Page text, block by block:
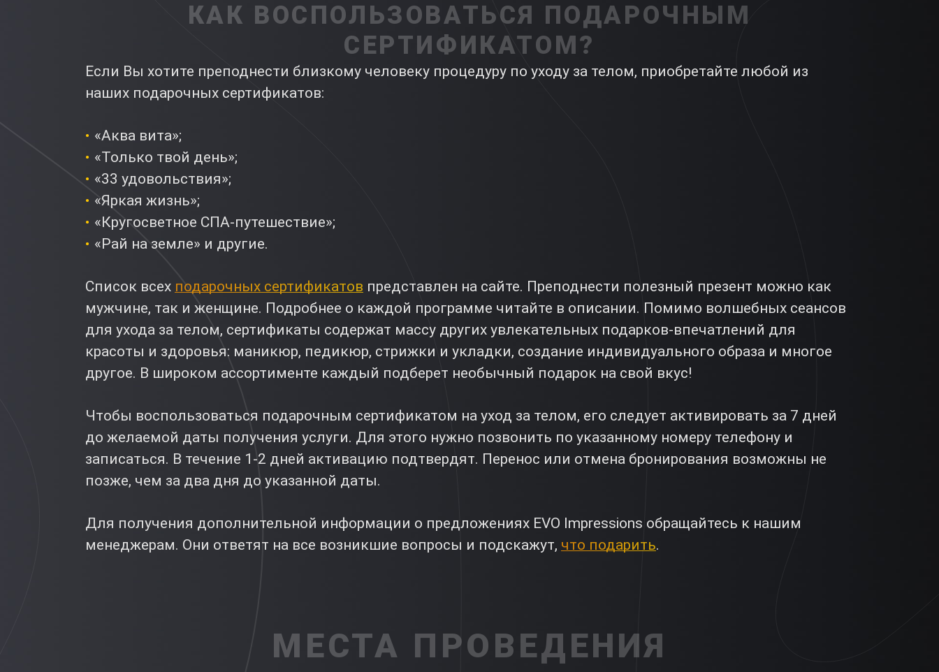
КАК ВОСПОЛЬЗОВАТЬСЯ ПОДАРОЧНЫМ
СЕРТИФИКАТОМ?
Если Вы хотите преподнести близкому человеку процедуру по уходу за телом, приобретайте любой из
наших подарочных сертификатов:
«Аква вита»;
«Только твой день»;
«33 удовольствия»;
«Яркая жизнь»;
«Кругосветное СПА-путешествие»;
«Рай на земле» и другие.
Список всех подарочных сертификатов представлен на сайте. Преподнести полезный презент можно как
мужчине, так и женщине. Подробнее о каждой программе читайте в описании. Помимо волшебных сеансов
для ухода за телом, сертификаты содержат массу других увлекательных подарков-впечатлений для
красоты и здоровья: маникюр, педикюр, стрижки и укладки, создание индивидуального образа и многое
другое. В широком ассортименте каждый подберет необычный подарок на свой вкус!
Чтобы воспользоваться подарочным сертификатом на уход за телом, его следует активировать за 7 дней
до желаемой даты получения услуги. Для этого нужно позвонить по указанному номеру телефону и
записаться. В течение 1-2 дней активацию подтвердят. Перенос или отмена бронирования возможны не
позже, чем за два дня до указанной даты.
Для получения дополнительной информации о предложениях EVO Impressions обращайтесь к нашим
менеджерам. Они ответят на все возникшие вопросы и подскажут, что подарить.
МЕСТА ПРОВЕДЕНИЯ